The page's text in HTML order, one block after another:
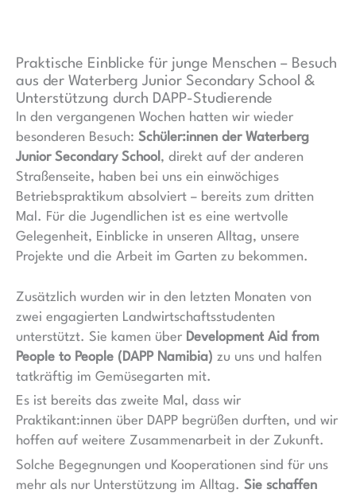
Praktische Einblicke für junge Menschen – Besuch
aus der Waterberg Junior Secondary School &
Unterstützung durch DAPP-Studierende
In den vergangenen Wochen hatten wir wieder
besonderen Besuch: Schüler:innen der Waterberg
Junior Secondary School , direkt auf der anderen
Straßenseite, haben bei uns ein einwöchiges
Betriebspraktikum absolviert – bereits zum dritten
Mal. Für die Jugendlichen ist es eine wertvolle
Gelegenheit, Einblicke in unseren Alltag, unsere
Projekte und die Arbeit im Garten zu bekommen.
Zusätzlich wurden wir in den letzten Monaten von
zwei engagierten Landwirtschaftsstudenten
unterstützt. Sie kamen über Development Aid from
People to People (DAPP Namibia) zu uns und halfen
tatkräftig im Gemüsegarten mit.
Es ist bereits das zweite Mal, dass wir
Praktikant:innen über DAPP begrüßen durften, und wir
hoffen auf weitere Zusammenarbeit in der Zukunft.
Solche Begegnungen und Kooperationen sind für uns
mehr als nur Unterstützung im Alltag. Sie schaffen